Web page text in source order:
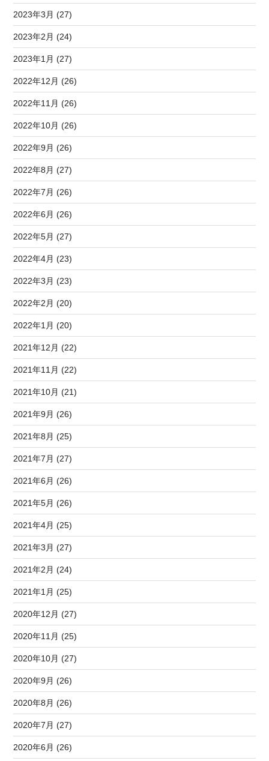
2023年3月 (27)
2023年2月 (24)
2023年1月 (27)
2022年12月 (26)
2022年11月 (26)
2022年10月 (26)
2022年9月 (26)
2022年8月 (27)
2022年7月 (26)
2022年6月 (26)
2022年5月 (27)
2022年4月 (23)
2022年3月 (23)
2022年2月 (20)
2022年1月 (20)
2021年12月 (22)
2021年11月 (22)
2021年10月 (21)
2021年9月 (26)
2021年8月 (25)
2021年7月 (27)
2021年6月 (26)
2021年5月 (26)
2021年4月 (25)
2021年3月 (27)
2021年2月 (24)
2021年1月 (25)
2020年12月 (27)
2020年11月 (25)
2020年10月 (27)
2020年9月 (26)
2020年8月 (26)
2020年7月 (27)
2020年6月 (26)